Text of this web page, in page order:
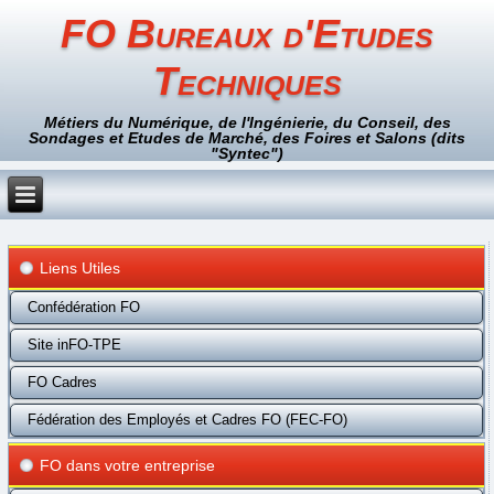
FO Bureaux d'Etudes
Techniques
Métiers du Numérique, de l'Ingénierie, du Conseil, des
Sondages et Etudes de Marché, des Foires et Salons (dits
"Syntec")
Liens Utiles
Confédération FO
Site inFO-TPE
FO Cadres
Fédération des Employés et Cadres FO (FEC-FO)
FO dans votre entreprise